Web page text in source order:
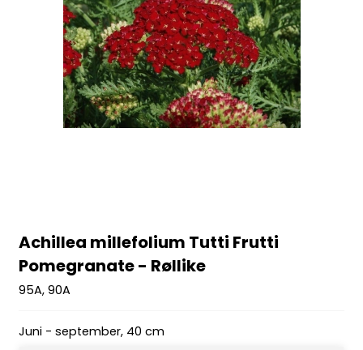
Achillea millefolium Tutti Frutti
Pomegranate - Røllike
95A, 90A
Juni - september, 40 cm